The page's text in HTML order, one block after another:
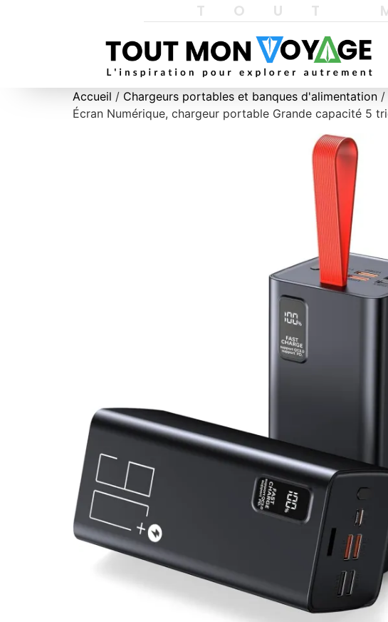
TOUT
Accueil / Chargeurs portables et banques d'alimentation /
Écran Numérique, chargeur portable Grande capacité 5